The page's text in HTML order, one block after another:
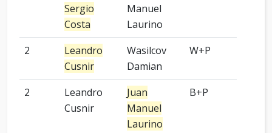
Sergio
Costa
Manuel
Laurino
2
Leandro
Cusnir
Wasilcov
Damian
W+P
2
Leandro
Cusnir
Juan
Manuel
Laurino
B+P